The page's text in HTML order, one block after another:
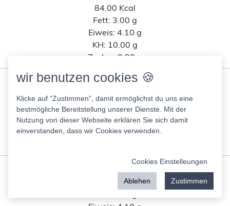
84.00 Kcal
Fett: 3.00 g
Eiweis: 4.10 g
KH: 10.00 g
Zucker: 9.90 g
Little Lunch Bio Gulaschsuppe
81.00 Kcal
Fett:3.40 g
Eiweis:4.10 g
KH:8.60 g
37.00 Kcal
wir benutzen cookies 🍪
Klicke auf “Zustimmen”, damit ermöglichst du uns eine
bestmögliche Bereitstellung unserer Dienste. Mit der
Nutzung von dieser Webseite erklären Sie sich damit
einverstanden, dass wir Cookies verwenden.
Cookies Einstelleungen
Ablehen Zustimmen